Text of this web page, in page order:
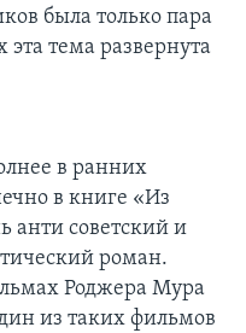
была только пара
тема развернута
в ранних
в книге «Из
анти советский и
роман.
Роджера Мура
из таких фильмов